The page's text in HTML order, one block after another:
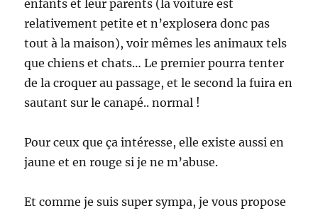
enfants et leur parents (la voiture est
relativement petite et n’explosera donc pas
tout à la maison), voir mêmes les animaux tels
que chiens et chats… Le premier pourra tenter
de la croquer au passage, et le second la fuira en
sautant sur le canapé.. normal !
Pour ceux que ça intéresse, elle existe aussi en
jaune et en rouge si je ne m’abuse.
Et comme je suis super sympa, je vous propose